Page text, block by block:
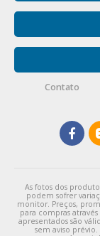
Contato
As fotos dos
podem sofrer
monitor. Preços,
para compras
apresentados são
sem aviso